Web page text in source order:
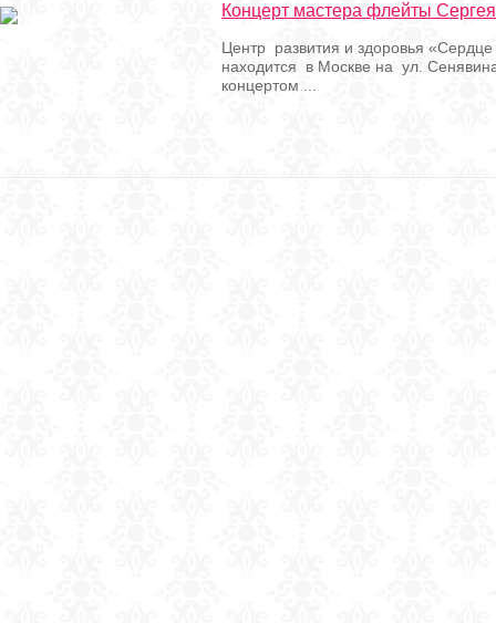
Концерт мастера флейты
Центр развития и здоровья
находится в Москве на ул.
концертом ...